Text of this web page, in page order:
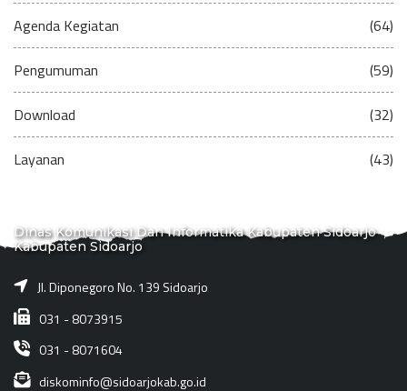
Agenda Kegiatan (64)
Pengumuman (59)
Download (32)
Layanan (43)
Dinas Komunikasi Dan Informatika Kabupaten Sidoarjo
Kabupaten Sidoarjo
Jl. Diponegoro No. 139 Sidoarjo
031 - 8073915
031 - 8071604
diskominfo@sidoarjokab.go.id